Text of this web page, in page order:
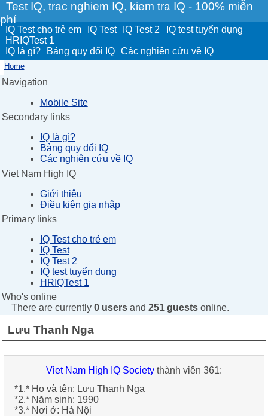
Test IQ, trac nghiem IQ, kiem tra IQ - 100% miễn
phí
IQ Test cho trẻ em IQ Test IQ Test 2
IQ test tuyển dụng
HRIQTest 1
IQ là gì?
Bảng quy đổi IQ Các nghiên cứu về IQ
Home
Navigation
Mobile Site
Secondary links
IQ là gì?
Bảng quy đổi IQ
Các nghiên cứu về IQ
Viet Nam High IQ
Giới thiệu
Điều kiện gia nhập
Primary links
IQ Test cho trẻ em
IQ Test
IQ Test 2
IQ test tuyển dụng
HRIQTest 1
Who's online
There are currently 0 usersand 251 guestsonline.
Lưu Thanh Nga
Viet Nam High IQ Societythành viên 361:
*1.* Họ và tên: Lưu Thanh Nga
*2.* Năm sinh: 1990
*3.* Nơi ở: Hà Nội